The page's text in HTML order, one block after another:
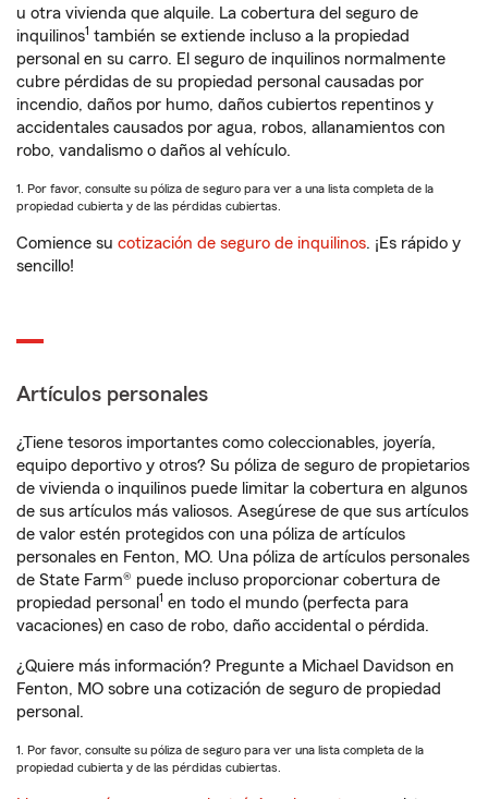
u otra vivienda que alquile. La cobertura del seguro de
inquilinos1 también se extiende incluso a la propiedad
personal en su carro. El seguro de inquilinos normalmente
cubre pérdidas de su propiedad personal causadas por
incendio, daños por humo, daños cubiertos repentinos y
accidentales causados por agua, robos, allanamientos con
robo, vandalismo o daños al vehículo.
1. Por favor, consulte su póliza de seguro para ver a una lista completa de la
propiedad cubierta y de las pérdidas cubiertas.
Comience su cotización de seguro de inquilinos. ¡Es rápido y
sencillo!
Artículos personales
¿Tiene tesoros importantes como coleccionables, joyería,
equipo deportivo y otros? Su póliza de seguro de propietarios
de vivienda o inquilinos puede limitar la cobertura en algunos
de sus artículos más valiosos. Asegúrese de que sus artículos
de valor estén protegidos con una póliza de artículos
personales en Fenton, MO. Una póliza de artículos personales
de State Farm® puede incluso proporcionar cobertura de
propiedad personal 1 en todo el mundo (perfecta para
vacaciones) en caso de robo, daño accidental o pérdida.
¿Quiere más información? Pregunte a Michael Davidson en
Fenton, MO sobre una cotización de seguro de propiedad
personal.
1. Por favor, consulte su póliza de seguro para ver una lista completa de la
propiedad cubierta y de las pérdidas cubiertas.